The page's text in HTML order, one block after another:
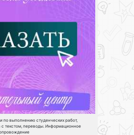
по выполнению студенческих работ,
текстом, переводы. Информационное